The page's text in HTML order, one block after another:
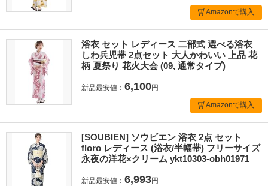
Amazonで購入
浴衣 セット レディース 二部式 選べる浴衣
しわ兵児帯 2点セット 大人かわいい 上品 花
柄 夏祭り 花火大会 (09, 通常タイプ)
新品最安値： 6,100円
Amazonで購入
[SOUBIEN] ソウビエン 浴衣 2点 セット
floro レディース (浴衣/半幅帯) フリーサイズ
永夜の洋花×クリーム ykt10303-obh01971
新品最安値： 6,993円